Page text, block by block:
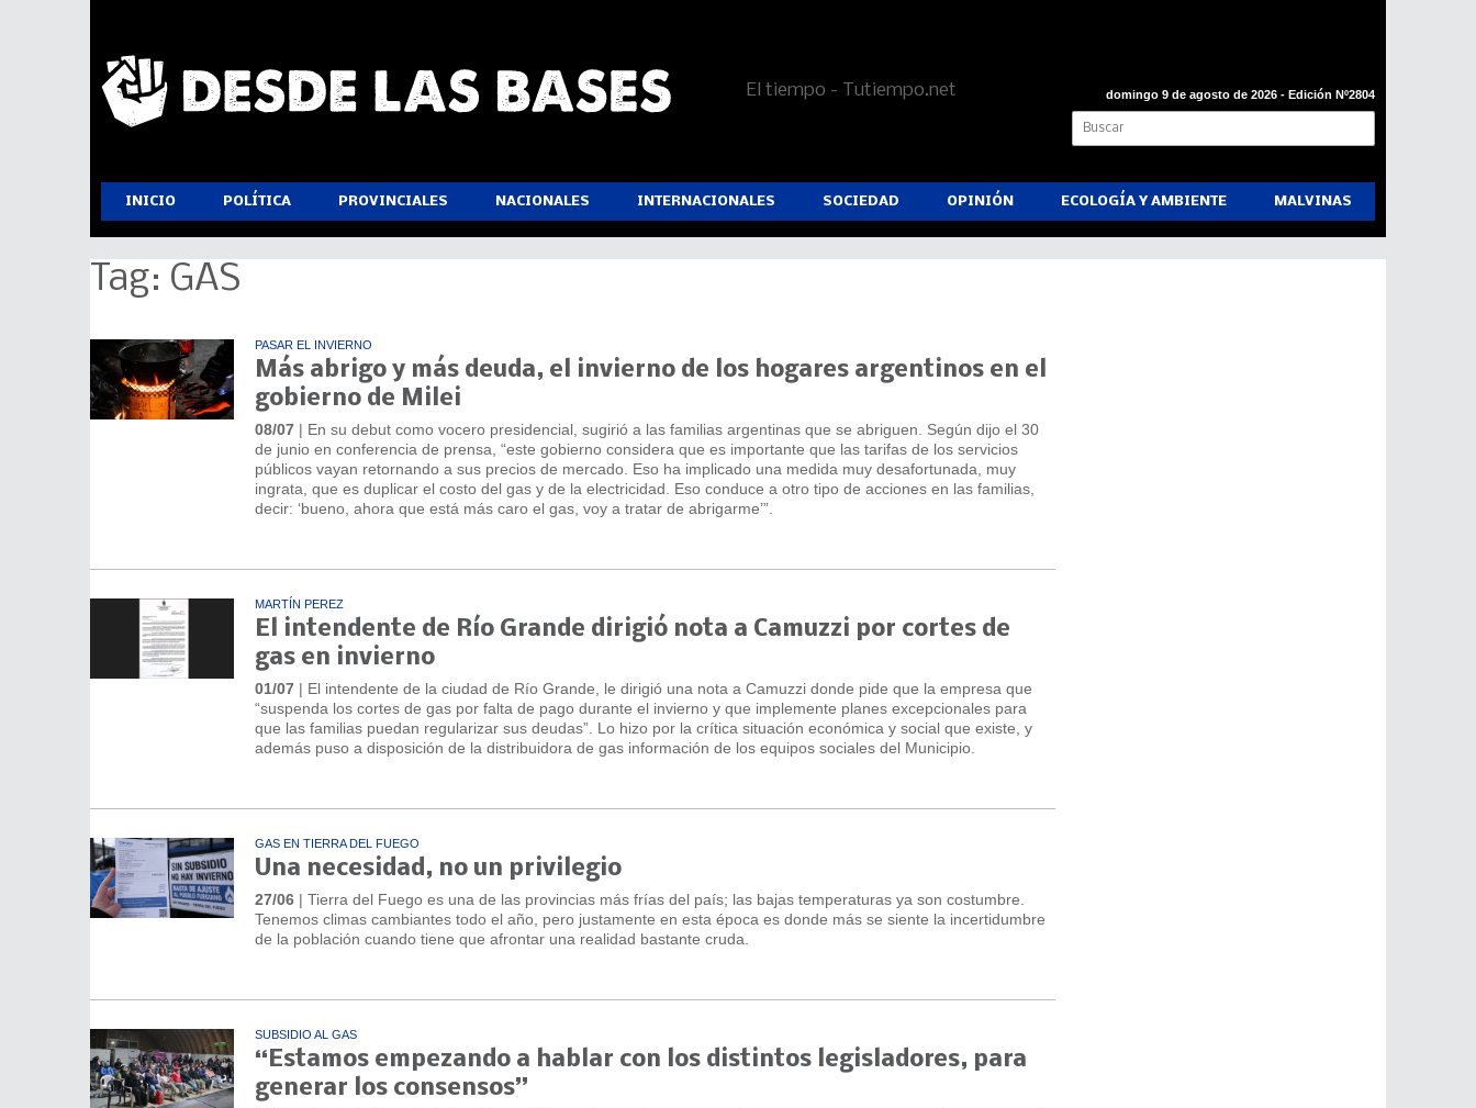
El tiempo - Tutiempo.net domingo 9 de agosto de 2026 - Edición Nº2804
INICIO POLÍTICA PROVINCIALES NACIONALES INTERNACIONALES SOCIEDAD OPINIÓN ECOLOGÍA Y AMBIENTE MALVINAS
Tag: GAS
PASAR EL INVIERNO
Más abrigo y más deuda, el invierno de los hogares argentinos en el
gobierno de Milei
08/07| En su debut como vocero presidencial, sugirió a las familias argentinas que se abriguen. Según dijo el 30
de junio en conferencia de prensa, “este gobierno considera que es importante que las tarifas de los servicios
públicos vayan retornando a sus precios de mercado. Eso ha implicado una medida muy desafortunada, muy
ingrata, que es duplicar el costo del gas y de la electricidad. Eso conduce a otro tipo de acciones en las familias,
decir: ‘bueno, ahora que está más caro el gas, voy a tratar de abrigarme’”.
MARTÍN PEREZ
El intendente de Río Grande dirigió nota a Camuzzi por cortes de
gas en invierno
01/07| El intendente de la ciudad de Río Grande, le dirigió una nota a Camuzzi donde pide que la empresa que
“suspenda los cortes de gas por falta de pago durante el invierno y que implemente planes excepcionales para
que las familias puedan regularizar sus deudas”. Lo hizo por la crítica situación económica y social que existe, y
además puso a disposición de la distribuidora de gas información de los equipos sociales del Municipio.
GAS EN TIERRA DEL FUEGO
Una necesidad, no un privilegio
27/06| Tierra del Fuego es una de las provincias más frías del país; las bajas temperaturas ya son costumbre.
Tenemos climas cambiantes todo el año, pero justamente en esta época es donde más se siente la incertidumbre
de la población cuando tiene que afrontar una realidad bastante cruda.
SUBSIDIO AL GAS
“Estamos empezando a hablar con los distintos legisladores, para
generar los consensos”